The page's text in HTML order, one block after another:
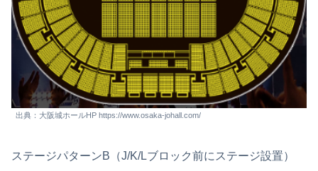
出典：大阪城ホールHP https://www.osaka-johall.com/
ステージパターンB（J/K/Lブロック前にステージ設置）